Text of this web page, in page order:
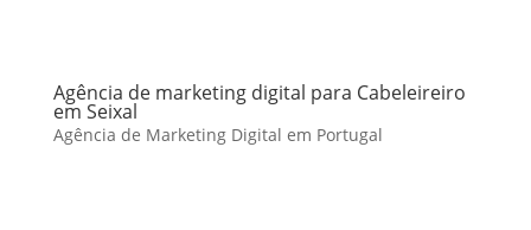
Agência de marketing digital para Cabeleireiro
em Seixal
Agência de Marketing Digital em Portugal